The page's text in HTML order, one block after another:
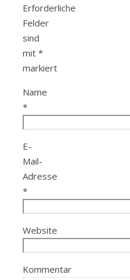
Erforderliche
Felder
sind
mit *
markiert
Name
*
E-
Mail-
Adresse
*
Website
Kommentar